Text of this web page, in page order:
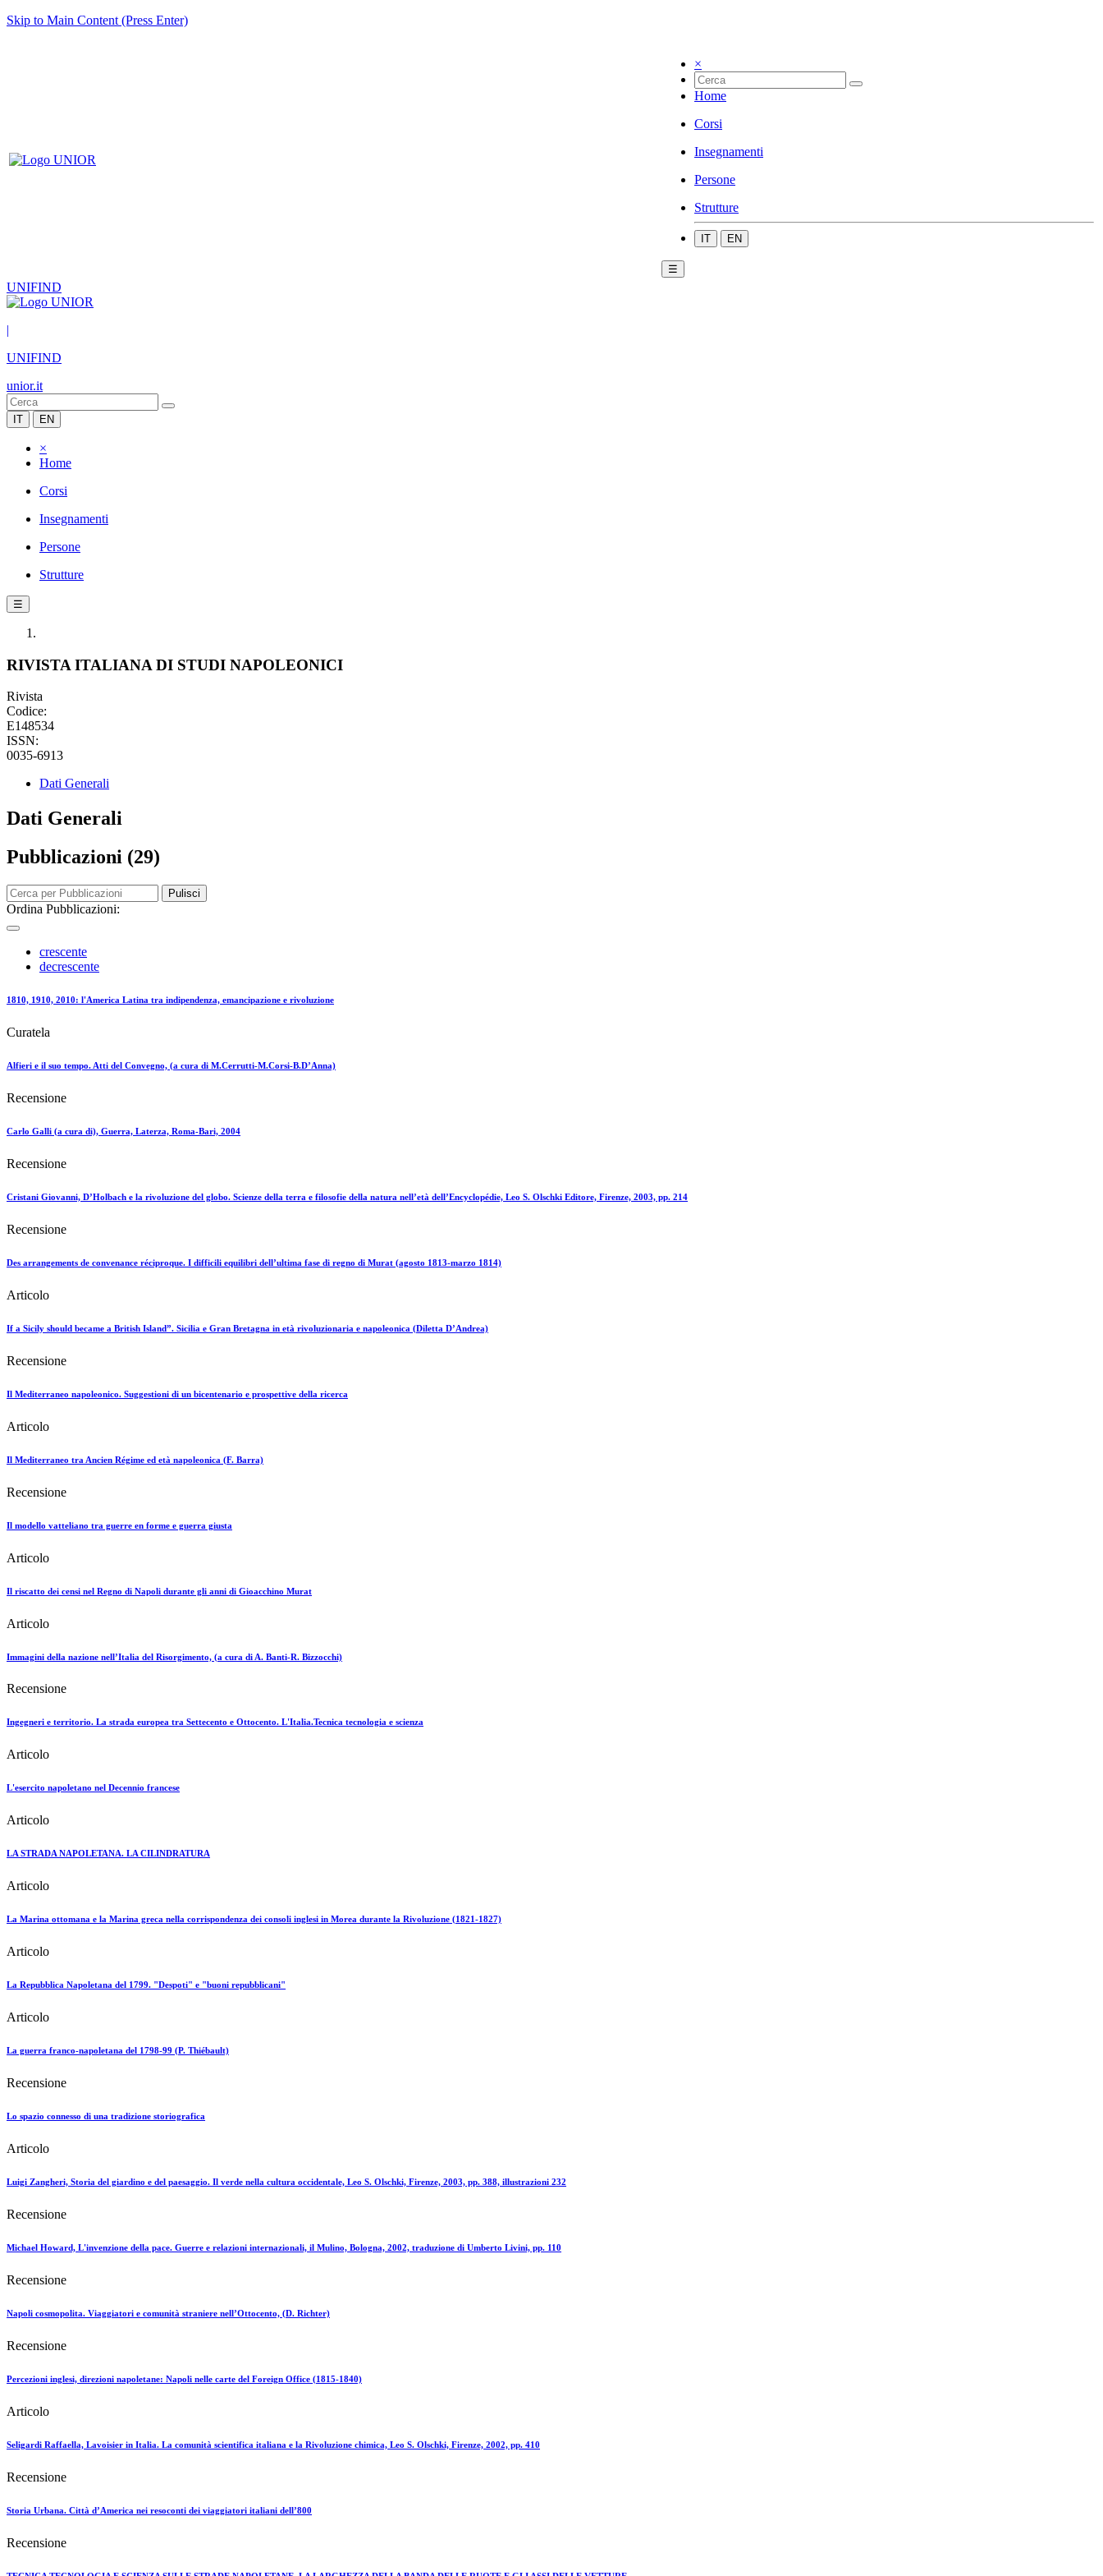
Skip to Main Content (Press Enter)
×
Home
Corsi
Insegnamenti
Persone
Strutture
IT EN
☰
UNIFIND
|
UNIFIND
unior.it
IT EN
×
Home
Corsi
Insegnamenti
Persone
Strutture
☰
RIVISTA ITALIANA DI STUDI NAPOLEONICI
Rivista
Codice:
E148534
ISSN:
0035-6913
Dati Generali
Dati Generali
Pubblicazioni (29)
Pulisci
Ordina Pubblicazioni:
crescente
decrescente
1810, 1910, 2010: l'America Latina tra indipendenza, emancipazione e rivoluzione
Curatela
Alfieri e il suo tempo. Atti del Convegno, (a cura di M.Cerrutti-M.Corsi-B.D’Anna)
Recensione
Carlo Galli (a cura di), Guerra, Laterza, Roma-Bari, 2004
Recensione
Cristani Giovanni, D’Holbach e la rivoluzione del globo. Scienze della terra e filosofie della natura nell’età dell’Encyclopédie, Leo S. Olschki Editore, Firenze, 2003, pp. 214
Recensione
Des arrangements de convenance réciproque. I difficili equilibri dell’ultima fase di regno di Murat (agosto 1813-marzo 1814)
Articolo
If a Sicily should became a British Island”. Sicilia e Gran Bretagna in età rivoluzionaria e napoleonica (Diletta D’Andrea)
Recensione
Il Mediterraneo napoleonico. Suggestioni di un bicentenario e prospettive della ricerca
Articolo
Il Mediterraneo tra Ancien Régime ed età napoleonica (F. Barra)
Recensione
Il modello vatteliano tra guerre en forme e guerra giusta
Articolo
Il riscatto dei censi nel Regno di Napoli durante gli anni di Gioacchino Murat
Articolo
Immagini della nazione nell’Italia del Risorgimento, (a cura di A. Banti-R. Bizzocchi)
Recensione
Ingegneri e territorio. La strada europea tra Settecento e Ottocento. L'Italia.Tecnica tecnologia e scienza
Articolo
L'esercito napoletano nel Decennio francese
Articolo
LA STRADA NAPOLETANA. LA CILINDRATURA
Articolo
La Marina ottomana e la Marina greca nella corrispondenza dei consoli inglesi in Morea durante la Rivoluzione (1821-1827)
Articolo
La Repubblica Napoletana del 1799. "Despoti" e "buoni repubblicani"
Articolo
La guerra franco-napoletana del 1798-99 (P. Thiébault)
Recensione
Lo spazio connesso di una tradizione storiografica
Articolo
Luigi Zangheri, Storia del giardino e del paesaggio. Il verde nella cultura occidentale, Leo S. Olschki, Firenze, 2003, pp. 388, illustrazioni 232
Recensione
Michael Howard, L'invenzione della pace. Guerre e relazioni internazionali, il Mulino, Bologna, 2002, traduzione di Umberto Livini, pp. 110
Recensione
Napoli cosmopolita. Viaggiatori e comunità straniere nell’Ottocento, (D. Richter)
Recensione
Percezioni inglesi, direzioni napoletane: Napoli nelle carte del Foreign Office (1815-1840)
Articolo
Seligardi Raffaella, Lavoisier in Italia. La comunità scientifica italiana e la Rivoluzione chimica, Leo S. Olschki, Firenze, 2002, pp. 410
Recensione
Storia Urbana. Città d’America nei resoconti dei viaggiatori italiani dell’800
Recensione